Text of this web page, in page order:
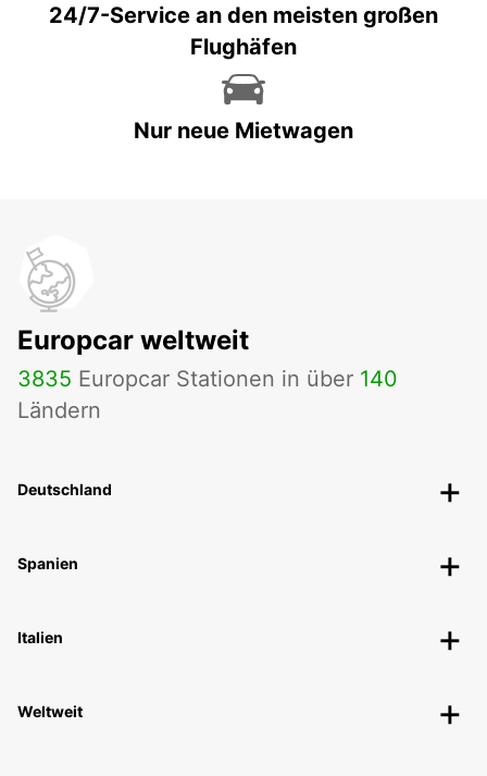
24/7-Service an den meisten großen
Flughäfen
Nur neue Mietwagen
Europcar weltweit
3835 Europcar Stationen in über 140
Ländern
Deutschland
Spanien
Italien
Weltweit